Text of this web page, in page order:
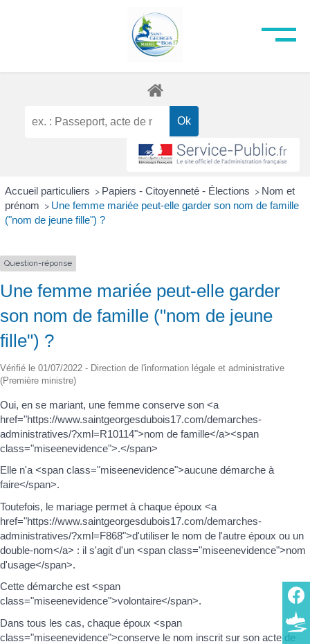
Accueil particuliers > Papiers - Citoyenneté - Élections > Nom et
prénom > Une femme mariée peut-elle garder son nom de famille
("nom de jeune fille") ?
Question-réponse
Une femme mariée peut-elle garder
son nom de famille ("nom de jeune
fille") ?
Vérifié le 01/07/2022 - Direction de l'information légale et administrative
(Première ministre)
Oui, en se mariant, une femme conserve son <a
href="https://www.saintgeorgesdubois17.com/demarches-
administratives/?xml=R10114">nom de famille</a><span
class="miseenevidence">.</span>
Elle n'a <span class="miseenevidence">aucune démarche à
faire</span>.
Toutefois, le mariage permet à chaque époux <a
href="https://www.saintgeorgesdubois17.com/demarches-
administratives/?xml=F868">d'utiliser le nom de l'autre époux ou un
double-nom</a> : il s'agit d'un <span class="miseenevidence">nom
d'usage</span>.
Cette démarche est <span
class="miseenevidence">volontaire</span>.
Dans tous les cas, chaque époux <span
class="miseenevidence">conserve le nom inscrit sur son acte de